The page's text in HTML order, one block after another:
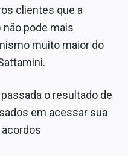
clientes que a
não pode mais
muito maior do
o resultado de
em acessar sua